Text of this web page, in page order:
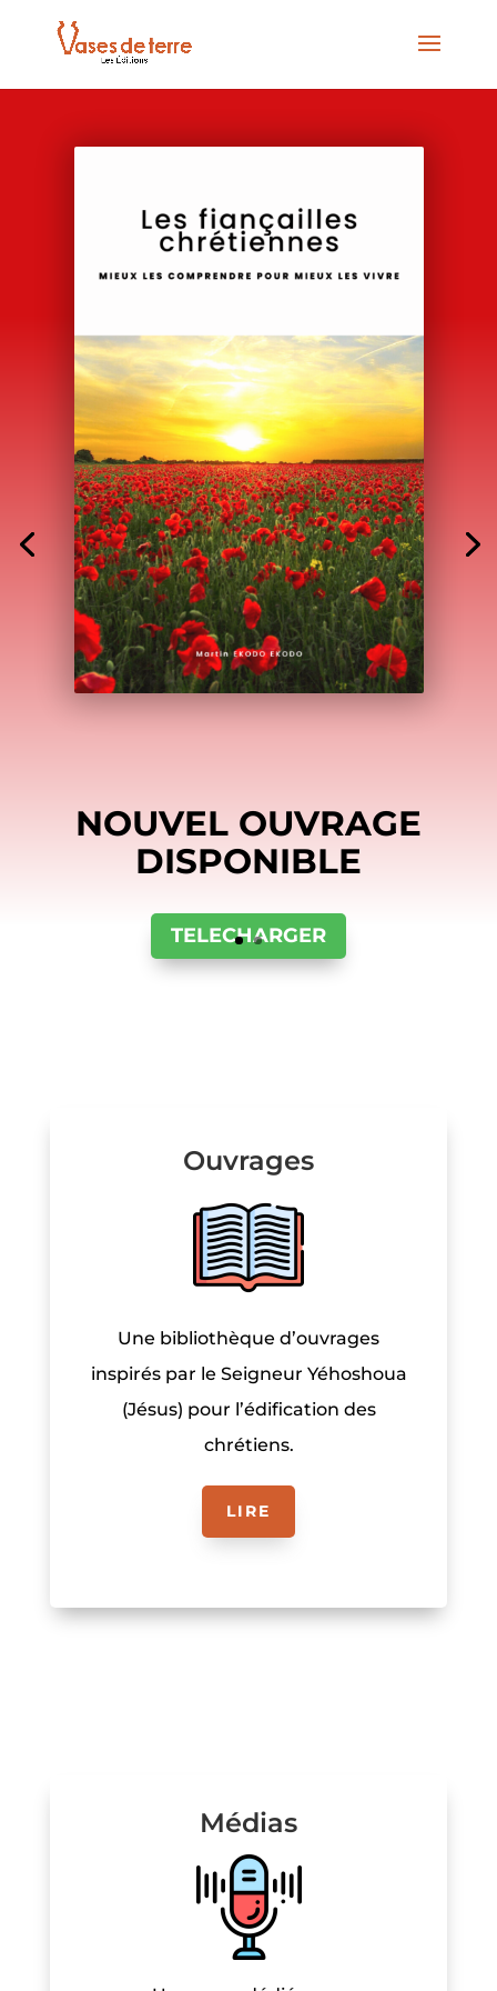
NOUVEL OUVRAGE
DISPONIBLE
TELECHARGER
Ouvrages
Une bibliothèque d’ouvrages
inspirés par le Seigneur Yéhoshoua
(Jésus) pour l’édification des
chrétiens.
LIRE
Médias